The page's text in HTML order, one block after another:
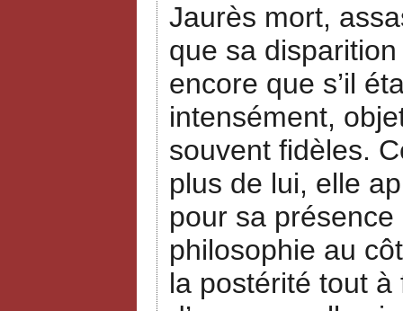
Jaurès mort,
que sa
encore que s’il
intensément,
souvent fidèles.
plus de lui, elle
pour sa présence
philosophie au
la postérité tout